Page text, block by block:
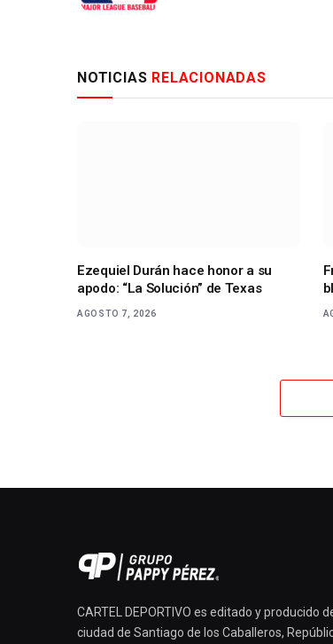
NOTICIAS RELACIONADAS
Ezequiel Durán hace honor a su
apodo: “La Solución” de Texas
AGOSTO 7, 2026
CARTEL DEPORTIVO es editado y producido
ciudad de Santiago de los Caballeros,